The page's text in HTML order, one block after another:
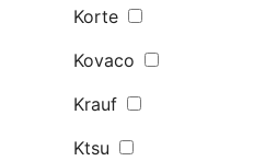
Korte
Kovaco
Krauf
Ktsu